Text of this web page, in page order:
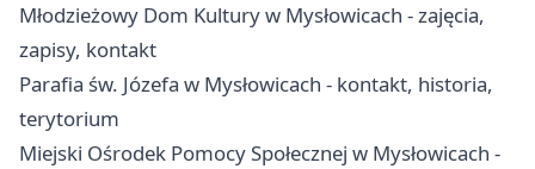
Młodzieżowy Dom Kultury w Mysłowicach - zajęcia,
zapisy, kontakt
Parafia św. Józefa w Mysłowicach - kontakt, historia,
terytorium
Miejski Ośrodek Pomocy Społecznej w Mysłowicach -